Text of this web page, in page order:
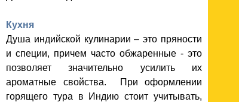
Кухня
Душа индийской кулинарии – это пряности
и специи, причем часто обжаренные - это
позволяет значительно усилить их
ароматные свойства. При оформлении
горящего тура в Индию стоит учитывать,